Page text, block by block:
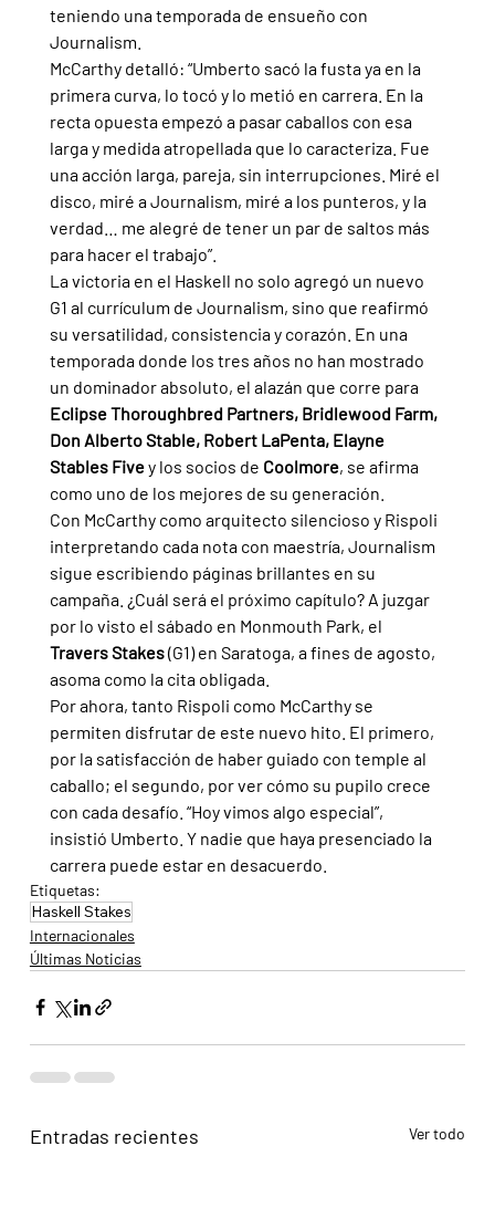
teniendo una temporada de ensueño con
Journalism.
McCarthy detalló: “Umberto sacó la fusta ya en la
primera curva, lo tocó y lo metió en carrera. En la
recta opuesta empezó a pasar caballos con esa
larga y medida atropellada que lo caracteriza. Fue
una acción larga, pareja, sin interrupciones. Miré el
disco, miré a Journalism, miré a los punteros, y la
verdad… me alegré de tener un par de saltos más
para hacer el trabajo”.
La victoria en el Haskell no solo agregó un nuevo
G1 al currículum de Journalism, sino que reafirmó
su versatilidad, consistencia y corazón. En una
temporada donde los tres años no han mostrado
un dominador absoluto, el alazán que corre para
Eclipse Thoroughbred Partners, Bridlewood Farm,
Don Alberto Stable, Robert LaPenta, Elayne
Stables Five y los socios de Coolmore, se afirma
como uno de los mejores de su generación.
Con McCarthy como arquitecto silencioso y Rispoli
interpretando cada nota con maestría, Journalism
sigue escribiendo páginas brillantes en su
campaña. ¿Cuál será el próximo capítulo? A juzgar
por lo visto el sábado en Monmouth Park, el
Travers Stakes (G1) en Saratoga, a fines de agosto,
asoma como la cita obligada.
Por ahora, tanto Rispoli como McCarthy se
permiten disfrutar de este nuevo hito. El primero,
por la satisfacción de haber guiado con temple al
caballo; el segundo, por ver cómo su pupilo crece
con cada desafío. “Hoy vimos algo especial”,
insistió Umberto. Y nadie que haya presenciado la
carrera puede estar en desacuerdo.
Etiquetas:
Haskell Stakes
Internacionales
Últimas Noticias
Entradas recientes Ver todo